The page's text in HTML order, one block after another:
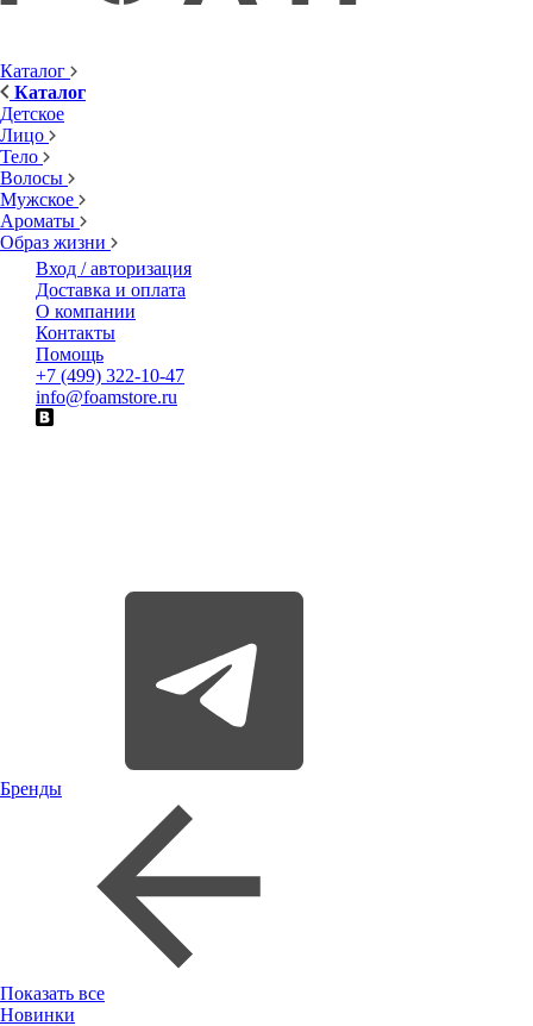
Каталог
Каталог
Детское
Лицо
Тело
Волосы
Мужское
Ароматы
Образ жизни
Вход / авторизация
Доставка и оплата
О компании
Контакты
Помощь
+7 (499) 322-10-47
info@foamstore.ru
Бренды
Показать все
Новинки